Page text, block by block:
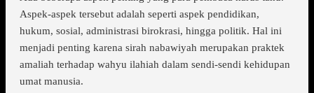
Aspek-aspek tersebut adalah seperti aspek pendidikan,
hukum, sosial, administrasi birokrasi, hingga politik. Hal ini
menjadi penting karena sirah nabawiyah merupakan praktek
amaliah terhadap wahyu ilahiah dalam sendi-sendi kehidupan
umat manusia.